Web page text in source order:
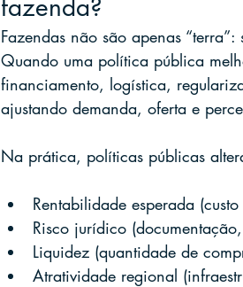
fazenda?
Fazendas não são apenas
Quando uma política pública
financiamento, logística,
ajustando demanda, oferta e
Na prática, políticas públicas
Rentabilidade esperada
Risco jurídico
Liquidez (quantidade de
Atratividade regional